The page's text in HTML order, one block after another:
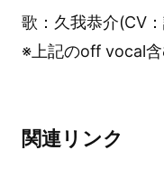
歌：久我恭介(CV
※上記のoff vocal
関連リンク